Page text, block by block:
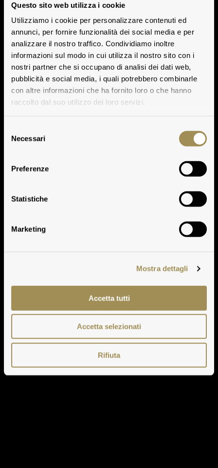
Questo sito web utilizza i cookie
Utilizziamo i cookie per personalizzare contenuti ed
annunci, per fornire funzionalità dei social media e per
analizzare il nostro traffico. Condividiamo inoltre
informazioni sul modo in cui utilizza il nostro sito con i
nostri partner che si occupano di analisi dei dati web,
pubblicità e social media, i quali potrebbero combinarle
con altre informazioni che ha fornito loro o che hanno
raccolto dal suo utilizzo dei loro servizi.
delNecessari
Preferenze
Statistiche
Marketing
Mostra dettagli
Accetta tutti
Accetta selezionati
Rifiuta